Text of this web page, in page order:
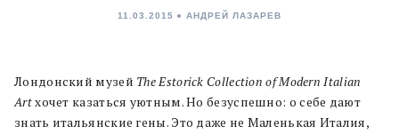
11.03.2015 АНДРЕЙ ЛАЗАРЕВ
Лондонский музей TheEstorick Collection of Modern Italian
Artхочет казаться уютным. Но безуспешно: о себе дают
знать итальянские гены. Это даже не Маленькая Италия,